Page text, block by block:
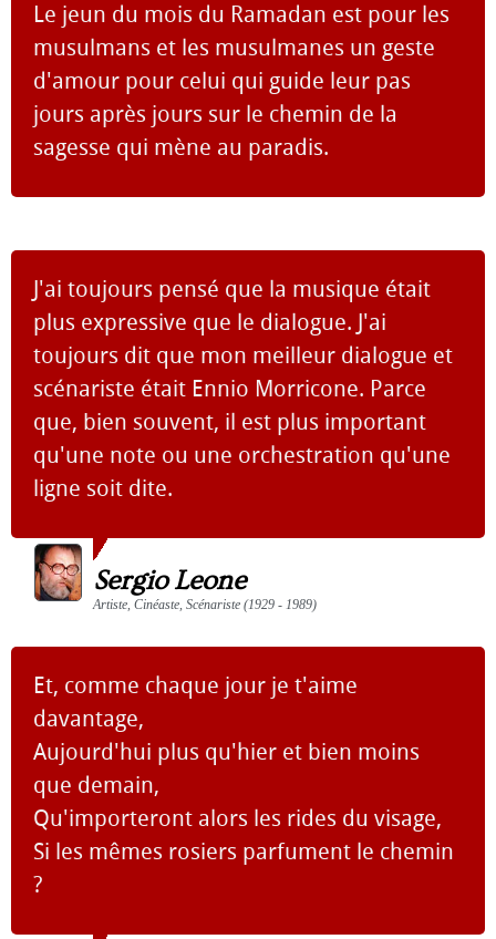
Le jeun du mois du Ramadan est pour les
musulmans et les musulmanes un geste
d'amour pour celui qui guide leur pas
jours après jours sur le chemin de la
sagesse qui mène au paradis.
J'ai toujours pensé que la musique était
plus expressive que le dialogue. J'ai
toujours dit que mon meilleur dialogue et
scénariste était Ennio Morricone. Parce
que, bien souvent, il est plus important
qu'une note ou une orchestration qu'une
ligne soit dite.
Sergio Leone
Artiste, Cinéaste, Scénariste (1929 - 1989)
Et, comme chaque jour je t'aime
davantage,
Aujourd'hui plus qu'hier et bien moins
que demain,
Qu'importeront alors les rides du visage,
Si les mêmes rosiers parfument le chemin
?